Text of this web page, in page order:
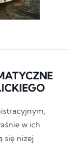
w ich
się niżej